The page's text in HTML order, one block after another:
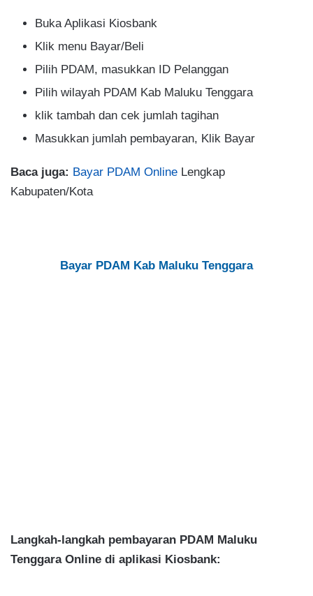
Buka Aplikasi Kiosbank
Klik menu Bayar/Beli
Pilih PDAM, masukkan ID Pelanggan
Pilih wilayah PDAM Kab Maluku Tenggara
klik tambah dan cek jumlah tagihan
Masukkan jumlah pembayaran, Klik Bayar
Baca juga: Bayar PDAM Online Lengkap
Kabupaten/Kota
Bayar PDAM Kab Maluku Tenggara
Langkah-langkah pembayaran PDAM Maluku
Tenggara Online di aplikasi Kiosbank: